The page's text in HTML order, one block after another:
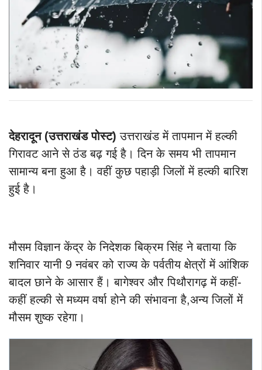
देहरादून (उत्तराखंड पोस्ट) उत्तराखंड में तापमान में हल्की
गिरावट आने से ठंड बढ़ गई है। दिन के समय भी तापमान
सामान्य बना हुआ है। वहीं कुछ पहाड़ी जिलों में हल्की बारिश
हुई है।
मौसम विज्ञान केंद्र के निदेशक बिक्रम सिंह ने बताया कि
शनिवार यानी 9 नवंबर को राज्य के पर्वतीय क्षेत्रों में आंशिक
बादल छाने के आसार हैं। बागेश्वर और पिथौरागढ़ में कहीं-
कहीं हल्की से मध्यम वर्षा होने की संभावना है,अन्य जिलों में
मौसम शुष्क रहेगा।